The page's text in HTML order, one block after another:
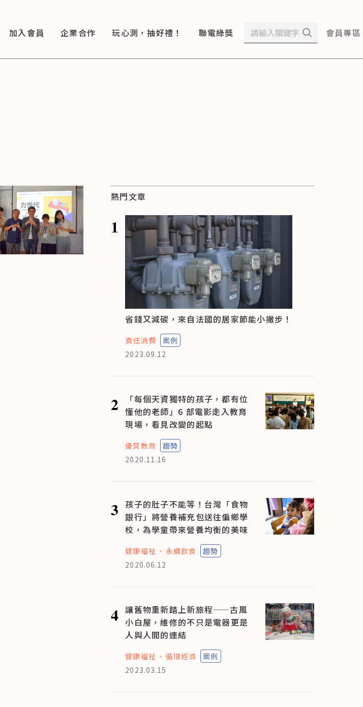
加入會員 企業合作 玩心測，抽好禮！ 聯電綠獎 會員專區
熱門文章
1
省錢又減碳，來自法國的居家節能小撇步！
責任消費
案例
2023.09.12
2
「每個天資獨特的孩子，都有位
懂他的老師」6 部電影走入教育
現場，看見改變的起點
優質教育
趨勢
2020.11.16
3 孩子的肚子不能等！台灣「食物
銀行」將營養補充包送往偏鄉學
校，為學童帶來營養均衡的美味
健康福祉 永續飲食
趨勢
2020.06.12
4 讓舊物重新踏上新旅程——古風
小白屋，維修的不只是電器更是
人與人間的連結
健康福祉 循環經濟
案例
2023.03.15